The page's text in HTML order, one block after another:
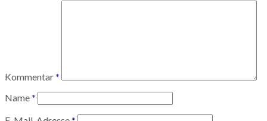
Kommentar*
Name*